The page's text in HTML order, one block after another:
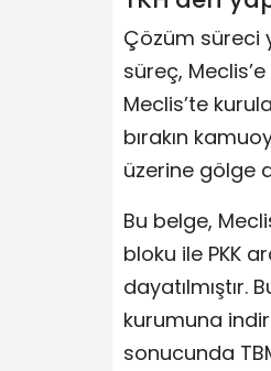
Çözüm süreci
süreç,
Meclis’te
bırakın
üzerine gölge
Bu belge,
bloku ile PKK
dayatılmıştır.
kurumuna
sonucunda